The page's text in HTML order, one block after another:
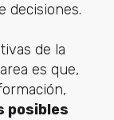
decisiones.
de la
es que,
posibles